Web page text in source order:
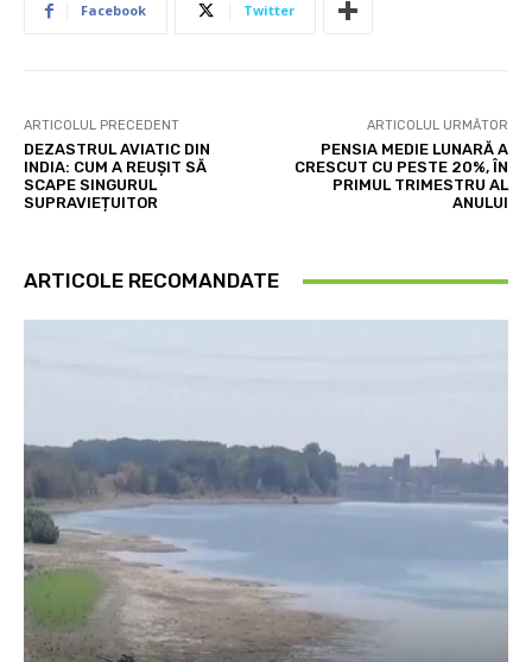
Facebook Twitter
ARTICOLUL PRECEDENT
DEZASTRUL AVIATIC DIN
INDIA: CUM A REUȘIT SĂ
SCAPE SINGURUL
SUPRAVIEȚUITOR
ARTICOLUL URMĂTOR
PENSIA MEDIE LUNARĂ A
CRESCUT CU PESTE 20%, ÎN
PRIMUL TRIMESTRU AL
ANULUI
ARTICOLE RECOMANDATE